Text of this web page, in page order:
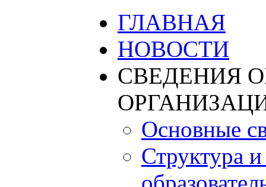
ГЛАВНАЯ
НОВОСТИ
СВЕДЕНИЯ
Основные
Структура